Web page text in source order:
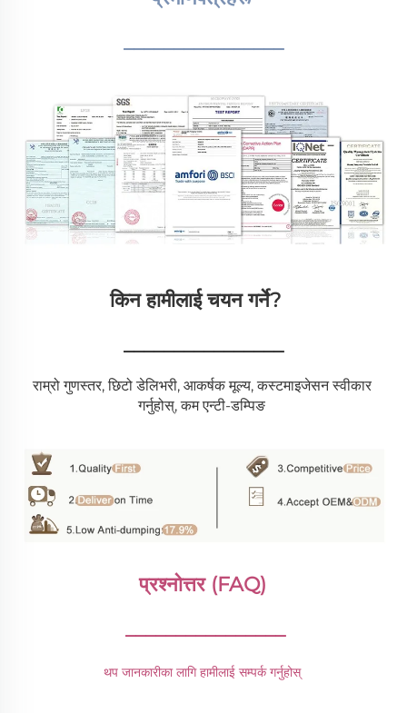
________________
किन हामीलाई चयन गर्ने?
________________
राम्रो गुणस्तर, छिटो डेलिभरी, आकर्षक मूल्य, कस्टमाइजेसन स्वीकार
गर्नुहोस्, कम एन्टी-डम्पिङ
प्रश्नोत्तर (FAQ)
________________
थप जानकारीका लागि हामीलाई सम्पर्क गर्नुहोस्